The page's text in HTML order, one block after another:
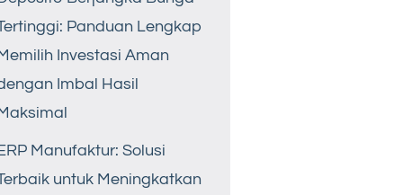
Panduan Lengkap
Investasi Aman
Imbal Hasil
Manufaktur: Solusi
untuk Meningkatkan